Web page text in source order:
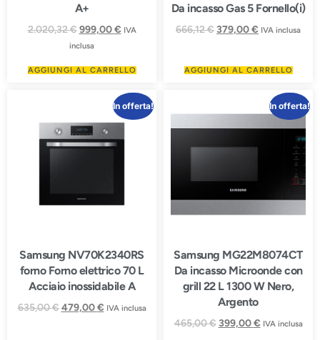
A+
2.020,32€ 999,00€ IVA
inclusa
AGGIUNGI AL CARRELLO
Da incasso Gas 5 Fornello(i)
666,12€379,00€ IVA inclusa
AGGIUNGI AL CARRELLO
In offerta!
Samsung NV70K2340RS
forno Forno elettrico 70 L
Acciaio inossidabile A
635,00€ 479,00€ IVA inclusa
In offerta!
Samsung MG22M8074CT
Da incasso Microonde con
grill 22 L 1300 W Nero,
Argento
465,00€ 399,00€ IVA inclusa